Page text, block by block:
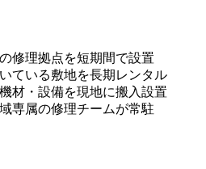
修理拠点を短期間で設置
ている敷地を長期レンタル
材・設備を現地に搬入設置
専属の修理チームが常駐